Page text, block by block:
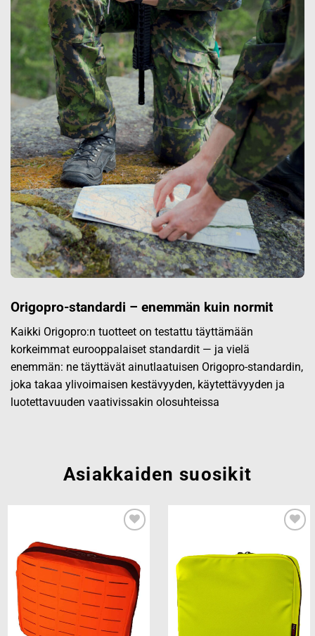
Origopro-standardi – enemmän kuin normit
Kaikki Origopro:n tuotteet on testattu täyttämään
korkeimmat eurooppalaiset standardit — ja vielä
enemmän: ne täyttävät ainutlaatuisen Origopro-standardin,
joka takaa ylivoimaisen kestävyyden, käytettävyyden ja
luotettavuuden vaativissakin olosuhteissa
Asiakkaiden suosikit